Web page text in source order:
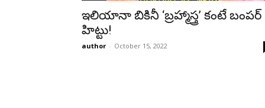
ఇలియానా బికినీ ‘బ్రహ్మాస్త్ర’ కంటే బంపర్
హిట్టు!
author - October 15, 2022